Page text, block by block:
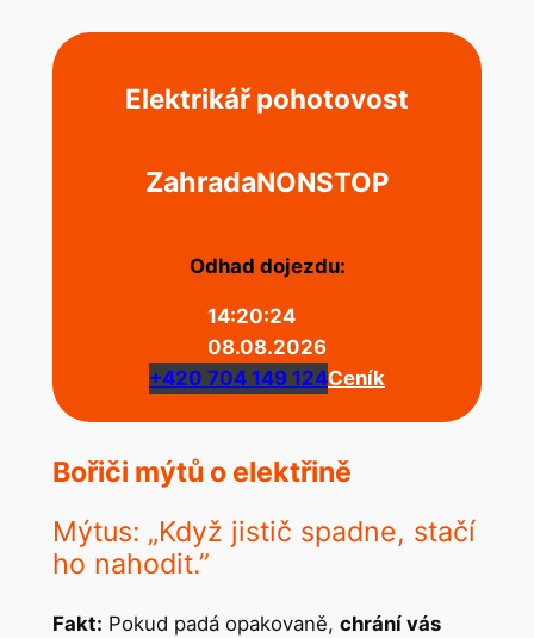
Elektrikář pohotovost
ZahradaNONSTOP
Odhad dojezdu:
14:20:24
08.08.2026
+420 704 149 124Ceník
Bořiči mýtů o elektřině
Mýtus: „Když jistič spadne, stačí
ho nahodit.”
Fakt: Pokud padá opakovaně, chrání vás